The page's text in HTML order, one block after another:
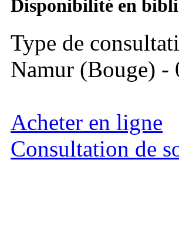
Disponibilité en
Type de
Namur (Bouge)
Acheter en ligne
Consultation de